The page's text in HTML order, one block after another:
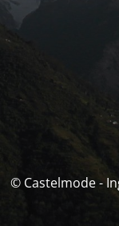
© Castelmode -